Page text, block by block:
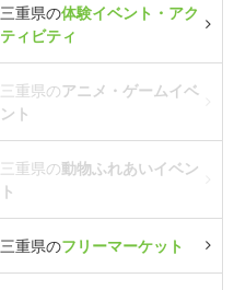
三重県の体験イベント・アク
ティビティ
三重県のアニメ・ゲームイベ
ント
三重県の動物ふれあいイベン
ト
三重県のフリーマーケット